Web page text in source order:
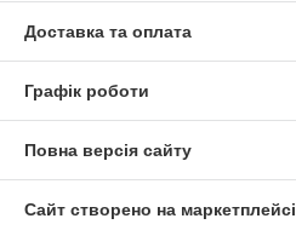
Доставка та оплата
Графік роботи
Повна версія сайту
Сайт створено на маркетплейсі